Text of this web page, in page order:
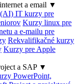
a email ▼
IT kurzy pre
Kurzy linux pre
a e-mailu pre
Rekvalifikačné kurzy
Kurzy pre Apple
a SAP ▼
PowerPoint,